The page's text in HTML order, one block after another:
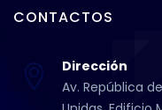
CONTACTOS
Dirección
Av. República